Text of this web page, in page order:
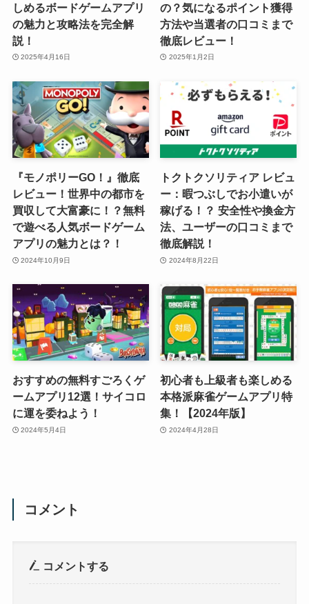
しめるボードゲームアプリ
の魅力と攻略法を完全解
説！
2025年4月16日
の？気になるポイント獲得
方法や当選者の口コミまで
徹底レビュー！
2025年1月2日
『モノポリーGO！』徹底
レビュー！世界中の都市を
買収して大富豪に！？無料
で遊べる人気ボードゲーム
アプリの魅力とは？！
2024年10月9日
トクトクソリティア レビュ
ー：暇つぶしでお小遣いが
稼げる！？ 安全性や換金方
法、ユーザーの口コミまで
徹底解説！
2024年8月22日
おすすめの無料すごろくゲ
ームアプリ12選！サイコロ
に運を委ねよう！
2024年5月4日
初心者も上級者も楽しめる
本格派麻雀ゲームアプリ特
集！【2024年版】
2024年4月28日
コメント
コメントする